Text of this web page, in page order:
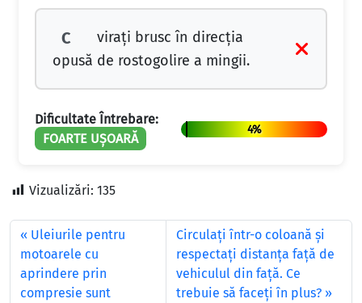
C
viraţi brusc în direcţia
opusă de rostogolire a mingii.
Dificultate Întrebare:
FOARTE UȘOARĂ
4%
Vizualizări: 135
Uleiurile pentru
motoarele cu
aprindere prin
compresie sunt
Circulați într-o coloană și
respectați distanța față de
vehiculul din față. Ce
trebuie să faceți în plus?